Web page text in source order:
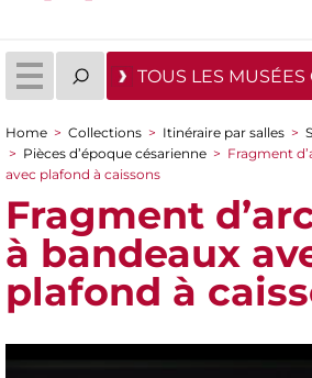
TOUS LES MUSÉES
You are here
Home > Collections > Itinéraire par salles >
> Pièces d’époque césarienne > Fragment
avec plafond à caissons
Fragment
à bandeaux
plafond à